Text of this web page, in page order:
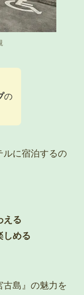
の
ルに宿泊するの
える
しめる
古島』の魅力を